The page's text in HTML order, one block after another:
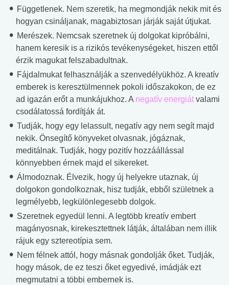
Függetlenek. Nem szeretik, ha megmondják nekik mit és
hogyan csináljanak, magabiztosan járják saját útjukat.
Merészek. Nemcsak szeretnek új dolgokat kipróbálni,
hanem keresik is a rizikós tevékenységeket, hiszen ettől
érzik magukat felszabadultnak.
Fájdalmukat felhasználják a szenvedélyükhöz. A kreatív
emberek is keresztülmennek pokoli időszakokon, de ez
ad igazán erőt a munkájukhoz. A negatív energiát valami
csodálatossá fordítják át.
Tudják, hogy egy lelassult, negatív agy nem segít majd
nekik. Önsegítő könyveket olvasnak, jógáznak,
meditálnak. Tudják, hogy pozitív hozzáállással
könnyebben érnek majd el sikereket.
Álmodoznak. Élvezik, hogy új helyekre utaznak, új
dolgokon gondolkoznak, hisz tudják, ebből születnek a
legmélyebb, legkülönlegesebb dolgok.
Szeretnek egyedül lenni. A legtöbb kreatív embert
magányosnak, kirekesztettnek látják, általában nem illik
rájuk egy sztereotípia sem.
Nem félnek attól, hogy másnak gondolják őket. Tudják,
hogy mások, de ez teszi őket egyedivé, imádják ezt
megmutatni a többi embernek is.